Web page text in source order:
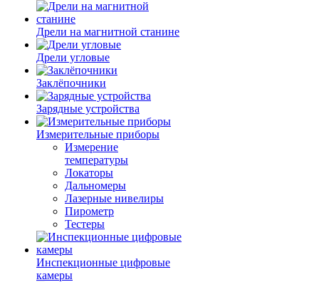
Дрели на магнитной станине
Дрели угловые
Заклёпочники
Зарядные устройства
Измерительные приборы
Измерение
температуры
Локаторы
Дальномеры
Лазерные нивелиры
Пирометр
Тестеры
Инспекционные цифровые
камеры